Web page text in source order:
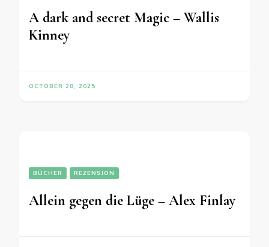
A dark and secret Magic – Wallis
Kinney
OCTOBER 28, 2025
BÜCHER REZENSION
Allein gegen die Lüge – Alex Finlay